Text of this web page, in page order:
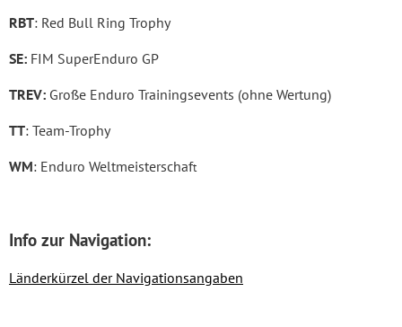
RBT: Red Bull Ring Trophy
SE: FIM SuperEnduro GP
TREV: Große Enduro Trainingsevents (ohne Wertung)
TT: Team-Trophy
WM: Enduro Weltmeisterschaft
Info zur Navigation:
Länderkürzel der Navigationsangaben